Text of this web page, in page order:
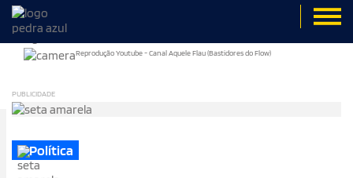
Reprodução Youtube - Canal Aquele Flau (Bastidores do Flow)
PUBLICIDADE
Política